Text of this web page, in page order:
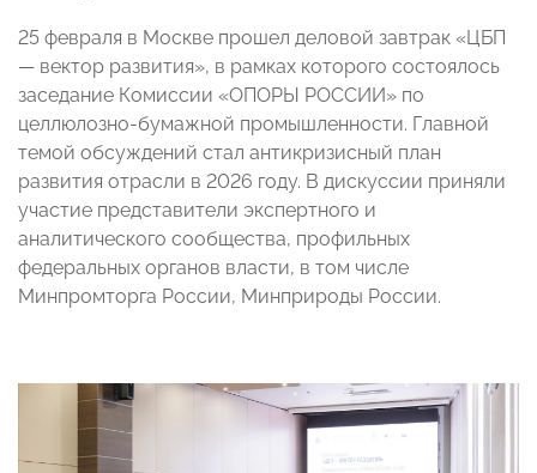
25 февраля в Москве прошел деловой завтрак «ЦБП
— вектор развития», в рамках которого состоялось
заседание Комиссии «ОПОРЫ РОССИИ» по
целлюлозно-бумажной промышленности. Главной
темой обсуждений стал антикризисный план
развития отрасли в 2026 году. В дискуссии приняли
участие представители экспертного и
аналитического сообщества, профильных
федеральных органов власти, в том числе
Минпромторга России, Минприроды России.